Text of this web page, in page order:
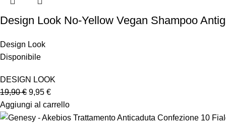
Design Look No-Yellow Vegan Shampoo
Design Look
Disponibile
DESIGN LOOK
19,90€ 9,95 €
Aggiungi al carrello